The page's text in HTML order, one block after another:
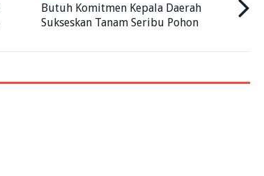
Butuh Komitmen Kepala Daerah
Sukseskan Tanam Seribu Pohon